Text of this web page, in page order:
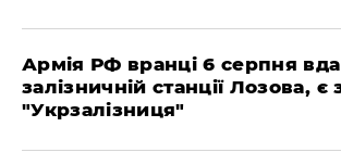
Армія РФ вранці 6 серпня
залізничній станції Лозова, є
"Укрзалізниця"